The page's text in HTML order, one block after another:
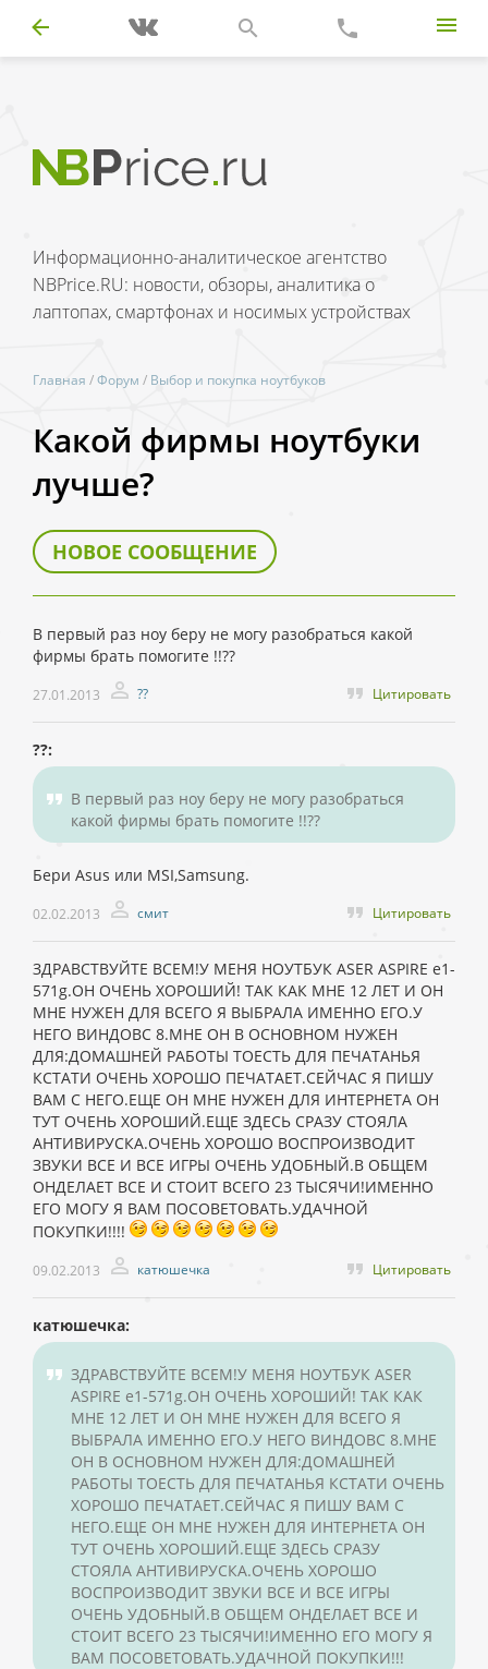
Информационно-аналитическое агентство
NBPrice.RU: новости, обзоры, аналитика о
лаптопах, смартфонах и носимых устройствах
Главная /Форум / Выбор и покупка ноутбуков
Какой фирмы ноутбуки
лучше?
НОВОЕ СООБЩЕНИЕ
В первый раз ноу беру не могу разобраться какой
фирмы брать помогите !!??
27.01.2013 ?? Цитировать
??:
В первый раз ноу беру не могу разобраться
какой фирмы брать помогите !!??
Бери Asus или MSI,Samsung.
02.02.2013 смит Цитировать
ЗДРАВСТВУЙТЕ ВСЕМ!У МЕНЯ НОУТБУК ASER ASPIRE e1-
571g.ОН ОЧЕНЬ ХОРОШИЙ! ТАК КАК МНЕ 12 ЛЕТ И ОН
МНЕ НУЖЕН ДЛЯ ВСЕГО Я ВЫБРАЛА ИМЕННО ЕГО.У
НЕГО ВИНДОВС 8.МНЕ ОН В ОСНОВНОМ НУЖЕН
ДЛЯ:ДОМАШНЕЙ РАБОТЫ ТОЕСТЬ ДЛЯ ПЕЧАТАНЬЯ
КСТАТИ ОЧЕНЬ ХОРОШО ПЕЧАТАЕТ.СЕЙЧАС Я ПИШУ
ВАМ С НЕГО.ЕЩЕ ОН МНЕ НУЖЕН ДЛЯ ИНТЕРНЕТА ОН
ТУТ ОЧЕНЬ ХОРОШИЙ.ЕЩЕ ЗДЕСЬ СРАЗУ СТОЯЛА
АНТИВИРУСКА.ОЧЕНЬ ХОРОШО ВОСПРОИЗВОДИТ
ЗВУКИ ВСЕ И ВСЕ ИГРЫ ОЧЕНЬ УДОБНЫЙ.В ОБЩЕМ
ОНДЕЛАЕТ ВСЕ И СТОИТ ВСЕГО 23 ТЫСЯЧИ!ИМЕННО
ЕГО МОГУ Я ВАМ ПОСОВЕТОВАТЬ.УДАЧНОЙ
ПОКУПКИ!!!!
09.02.2013 катюшечка Цитировать
катюшечка:
ЗДРАВСТВУЙТЕ ВСЕМ!У МЕНЯ НОУТБУК ASER
ASPIRE e1-571g.ОН ОЧЕНЬ ХОРОШИЙ! ТАК КАК
МНЕ 12 ЛЕТ И ОН МНЕ НУЖЕН ДЛЯ ВСЕГО Я
ВЫБРАЛА ИМЕННО ЕГО.У НЕГО ВИНДОВС 8.МНЕ
ОН В ОСНОВНОМ НУЖЕН ДЛЯ:ДОМАШНЕЙ
РАБОТЫ ТОЕСТЬ ДЛЯ ПЕЧАТАНЬЯ КСТАТИ ОЧЕНЬ
ХОРОШО ПЕЧАТАЕТ.СЕЙЧАС Я ПИШУ ВАМ С
НЕГО.ЕЩЕ ОН МНЕ НУЖЕН ДЛЯ ИНТЕРНЕТА ОН
ТУТ ОЧЕНЬ ХОРОШИЙ.ЕЩЕ ЗДЕСЬ СРАЗУ
СТОЯЛА АНТИВИРУСКА.ОЧЕНЬ ХОРОШО
ВОСПРОИЗВОДИТ ЗВУКИ ВСЕ И ВСЕ ИГРЫ
ОЧЕНЬ УДОБНЫЙ.В ОБЩЕМ ОНДЕЛАЕТ ВСЕ И
СТОИТ ВСЕГО 23 ТЫСЯЧИ!ИМЕННО ЕГО МОГУ Я
ВАМ ПОСОВЕТОВАТЬ.УДАЧНОЙ ПОКУПКИ!!!